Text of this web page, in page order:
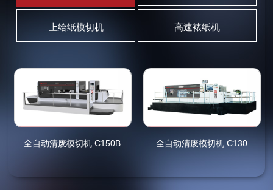
上给纸模切机 高速裱纸机
Previous
全自动清废模切机 C150B 全自动清废模切机 C130